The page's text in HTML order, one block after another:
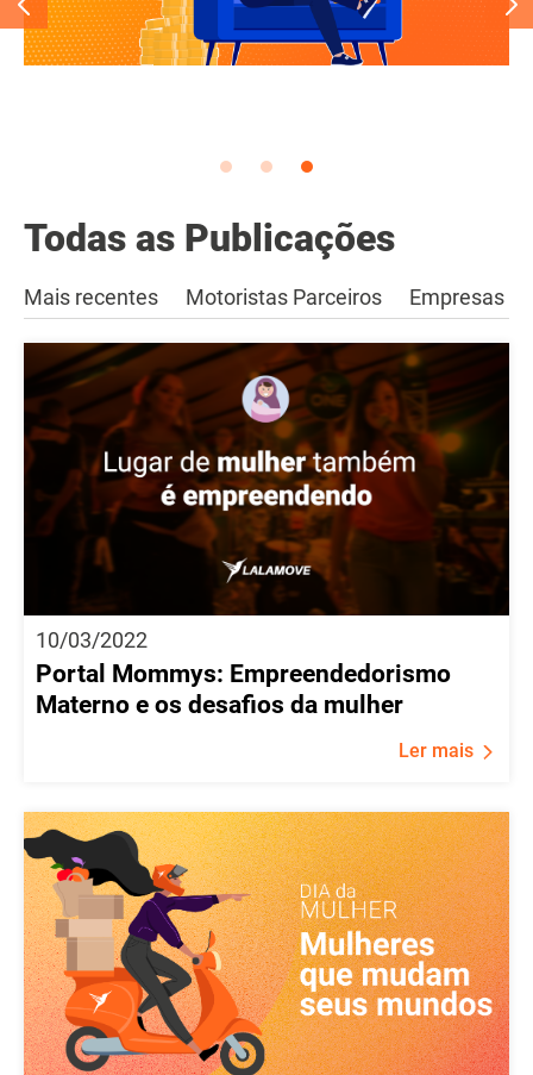
Todas as Publicações
Mais recentes Motoristas Parceiros Empresas
10/03/2022
Portal Mommys: Empreendedorismo
Materno e os desafios da mulher
Ler mais